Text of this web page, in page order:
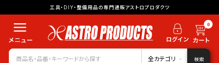
工具・DIY・整備用品の専門通販アストロプロダクツ
0
全カテゴリ 検索